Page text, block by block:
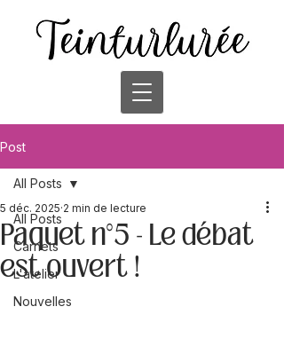
Post
All Posts
Carnets
L'atelier
Nouvelles
All Posts
Paquet n°5 - Le débat
est ouvert !
5 déc. 2025 2 min de lecture